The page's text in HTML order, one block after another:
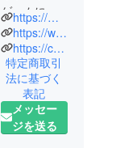
ゲームにド
はまりし、
友人・知人
にボード
ゲームを布
教する日々
を過ごして
おります。
https://mobile.twitter.com/CorpBodoge
https://www.youtube.com/channel/UCa_G0I8plmHuBHUGpyL6USw
https://corpgames.booth.pm/
特定商取引
法に基づく
表記
メッセー
ジを送る